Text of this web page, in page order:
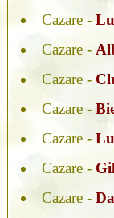
Cazare -
Cazare -
Cazare -
Cazare -
Cazare -
Cazare -
Cazare -